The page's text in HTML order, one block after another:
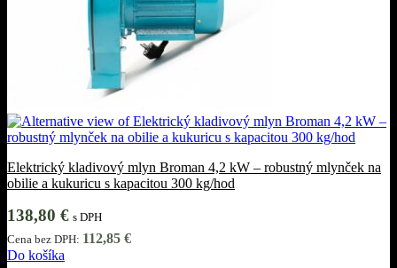
Elektrický kladivový mlyn Broman 4,2 kW – robustný mlynček na
obilie a kukuricu s kapacitou 300 kg/hod
138,80 € s DPH
Cena bez DPH: 112,85 €
Do košíka